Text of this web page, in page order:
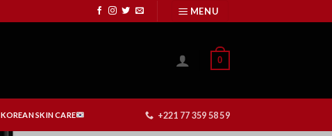
MENU
0
KOREAN SKIN CARE +221 77 359 58 59